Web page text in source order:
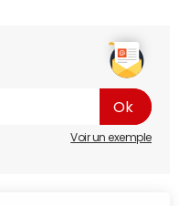
Voir un exemple